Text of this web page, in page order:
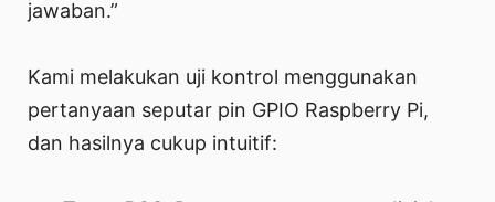
jawaban.”
Kami melakukan uji kontrol menggunakan
pertanyaan seputar pin GPIO Raspberry Pi,
dan hasilnya cukup intuitif: